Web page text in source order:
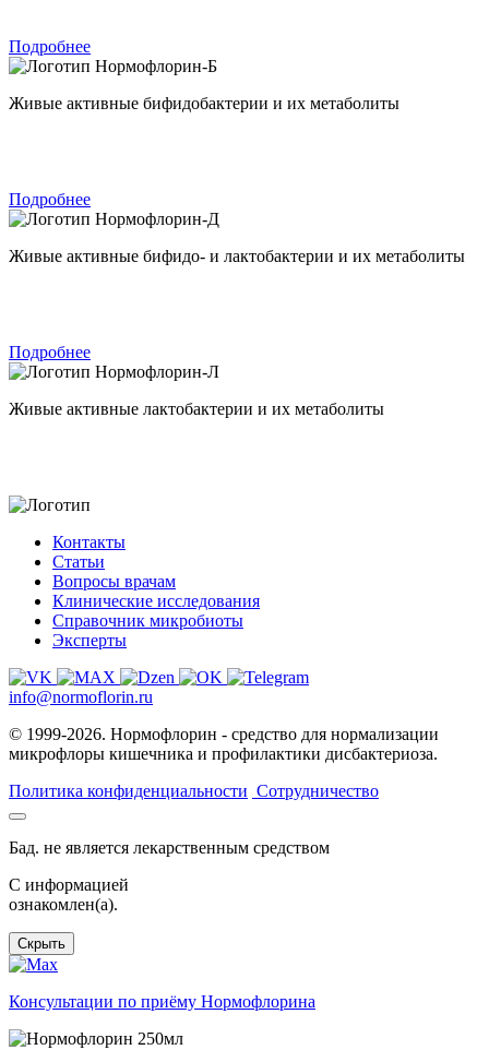
Подробнее
Нормофлорин-Б
Живые активные бифидобактерии и их метаболиты
Подробнее
Нормофлорин-Д
Живые активные бифидо- и лактобактерии и их метаболиты
Подробнее
Нормофлорин-Л
Живые активные лактобактерии и их метаболиты
Контакты
Статьи
Вопросы врачам
Клинические исследования
Справочник микробиоты
Эксперты
info@normoflorin.ru
© 1999-2026. Нормофлорин - средство для нормализации
микрофлоры кишечника и профилактики дисбактериоза.
Политика конфиденциальности Сотрудничество
Бад. не является лекарственным средством
C информацией
ознакомлен(а).
Скрыть
Консультации по приёму Нормофлорина